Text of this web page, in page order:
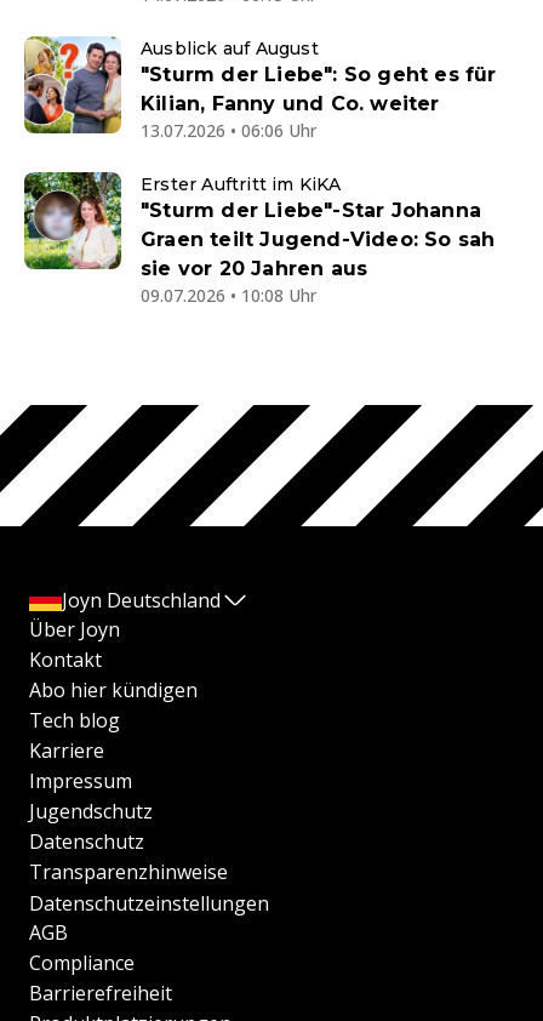
Ausblick auf August
"Sturm der Liebe": So geht es für
Kilian, Fanny und Co. weiter
13.07.2026 • 06:06 Uhr
Erster Auftritt im KiKA
"Sturm der Liebe"-Star Johanna
Graen teilt Jugend-Video: So sah
sie vor 20 Jahren aus
09.07.2026 • 10:08 Uhr
Joyn Deutschland
Über Joyn
Kontakt
Abo hier kündigen
Tech blog
Karriere
Impressum
Jugendschutz
Datenschutz
Transparenzhinweise
Datenschutzeinstellungen
AGB
Compliance
Barrierefreiheit